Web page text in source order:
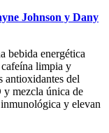
Johnson y Dany
bebida energética
limpia y
antioxidantes del
y mezcla única de
y elevan